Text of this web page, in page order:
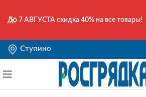
Ступино
До 7 АВГУСТА скидка 40% на все товары!